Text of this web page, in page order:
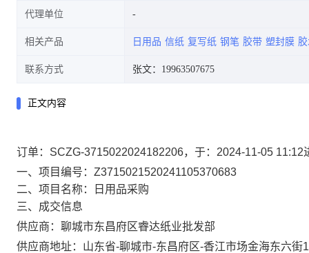
代理单位
相关产品 日用品 信纸 复写纸 钢笔 胶带 塑封膜
联系方式 张文：19963507675
正文内容
订单：SCZG-3715022024182206，于：2024-11-05
一、项目编号：Z3715021520241105370683
二、项目名称：日用品采购
三、成交信息
供应商：聊城市东昌府区睿达纸业批发部
供应商地址：山东省-聊城市-东昌府区-香江市场金海东六街